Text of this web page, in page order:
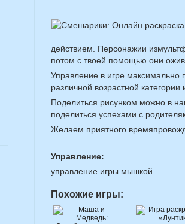
действием. Персонажии
потом с твоей помощью они
Управление в игре максимально
различной возрастной
Поделиться рисунком можно в
поделиться успехами с
Желаем приятного
Управление:
управление игры мышкой
Похожие игры: